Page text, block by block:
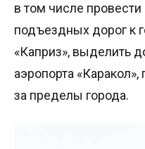
в том числе
подъездных дорог к
«Каприз», выделить
аэропорта
за пределы города.